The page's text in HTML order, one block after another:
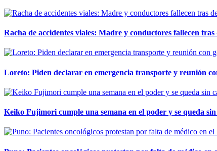
Racha de accidentes viales: Madre y conductores fallecen tras
Loreto: Piden declarar en emergencia transporte y reunión
Keiko Fujimori cumple una semana en el poder y se queda